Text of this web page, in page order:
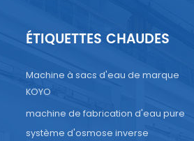
capteurs et l'historique
maintenance. Élaborez un plan
de la machine et les
ce plan peut réduire
imprévues.En adhérant à ces
ÉTIQUETTES CHAUDES
Machine à sacs d'eau de marque
KOYO
machine de fabrication d'eau pure
système d'osmose inverse